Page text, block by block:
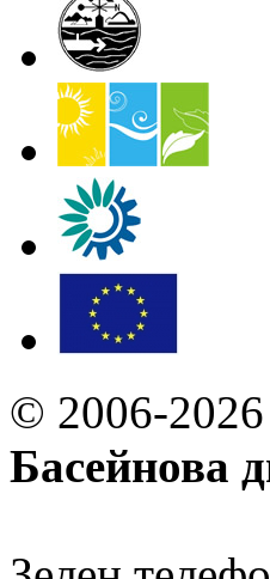
© 2006-2026
Басейнова